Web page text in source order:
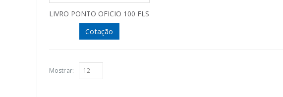
LIVRO PONTO OFICIO 100 FLS
Cotação
Mostrar: